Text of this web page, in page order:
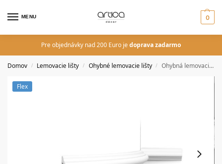
MENU 0
Pre objednávky nad 200 Euro jedoprava zadarmo
Domov / Lemovacie lišty / Ohybné lemovacie lišty / Ohybná lemovacia lišta Orac Decor P4020F FLEX LUXXUS
Flex